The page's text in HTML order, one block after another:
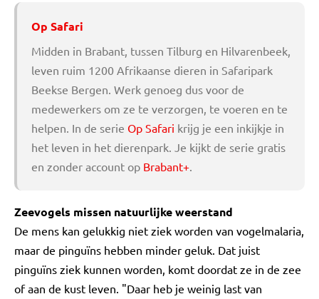
Op Safari
Midden in Brabant, tussen Tilburg en Hilvarenbeek,
leven ruim 1200 Afrikaanse dieren in Safaripark
Beekse Bergen. Werk genoeg dus voor de
medewerkers om ze te verzorgen, te voeren en te
helpen. In de serie Op Safari krijg je een inkijkje in
het leven in het dierenpark. Je kijkt de serie gratis
en zonder account op Brabant+.
Zeevogels missen natuurlijke weerstand
De mens kan gelukkig niet ziek worden van vogelmalaria,
maar de pinguïns hebben minder geluk. Dat juist
pinguïns ziek kunnen worden, komt doordat ze in de zee
of aan de kust leven. "Daar heb je weinig last van